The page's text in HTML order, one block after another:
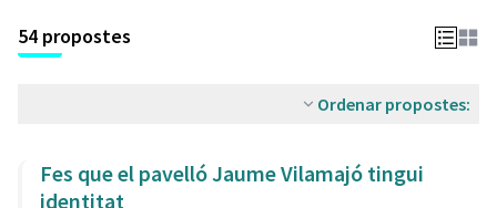
54 propostes
Ordenar propostes:
Fes que el pavelló Jaume Vilamajó tingui
identitat